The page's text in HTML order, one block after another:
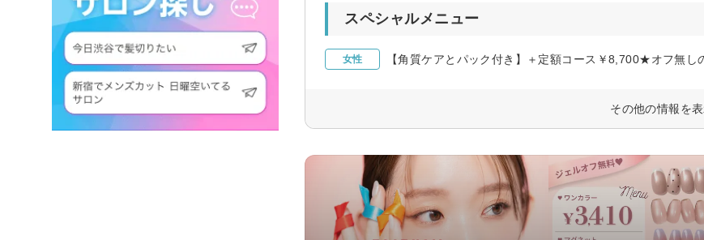
スペシャルメニュー
女性 【角質ケアとパック付き】＋定額コース￥8,700★オフ無し
その他の情報を